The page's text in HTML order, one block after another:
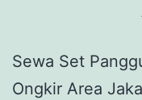
Sewa Set
Ongkir Area